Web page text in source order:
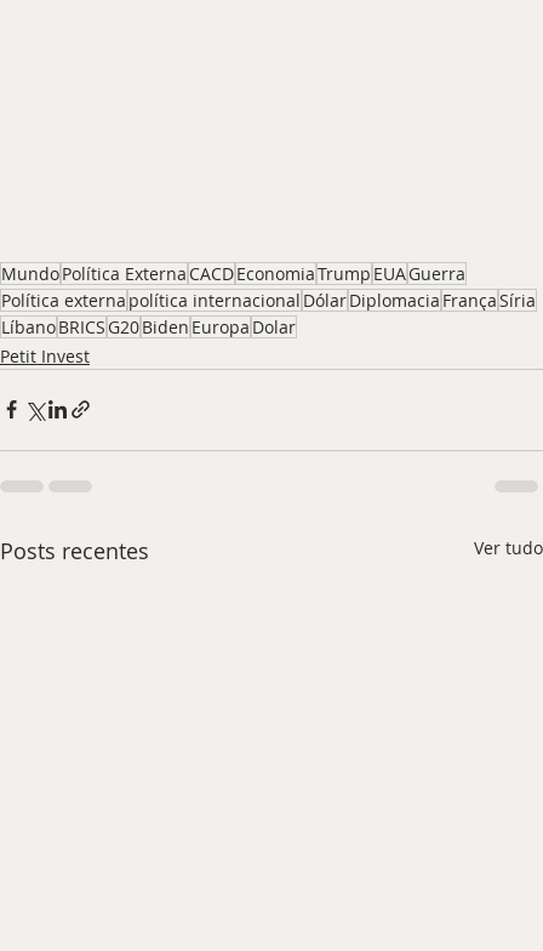
MundoPolítica Externa CACDEconomiaTrump EUAGuerra
Política externa política internacional DólarDiplomacia FrançaSíria
LíbanoBRICS G20Biden Europa Dolar
Petit Invest
Posts recentes Ver tudo